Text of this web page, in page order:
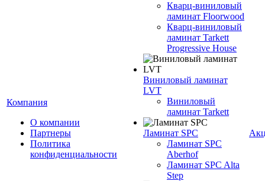
Компания
О компании
Партнеры
Политика
конфиденциальности
Кварц-виниловый
ламинат Floorwood
Кварц-виниловый
ламинат Tarkett
Progressive House
Виниловый ламинат
LVT
Виниловый
ламинат Tarkett
Ламинат SPC
Ламинат SPC
Aberhof
Ламинат SPC Alta
Step